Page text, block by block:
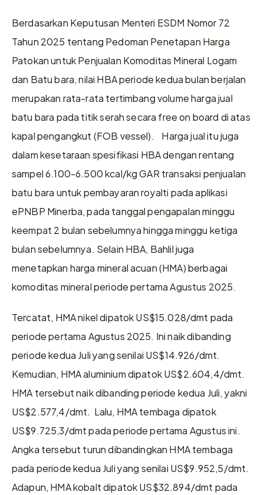
Berdasarkan Keputusan Menteri ESDM Nomor 72
Tahun 2025 tentang Pedoman Penetapan Harga
Patokan untuk Penjualan Komoditas Mineral Logam
dan Batu bara, nilai HBA periode kedua bulan berjalan
merupakan rata-rata tertimbang volume harga jual
batu bara pada titik serah secara free on board di atas
kapal pengangkut (FOB vessel).    Harga jual itu juga
dalam kesetaraan spesifikasi HBA dengan rentang
sampel 6.100-6.500 kcal/kg GAR transaksi penjualan
batu bara untuk pembayaran royalti pada aplikasi
ePNBP Minerba, pada tanggal pengapalan minggu
keempat 2 bulan sebelumnya hingga minggu ketiga
bulan sebelumnya. Selain HBA, Bahlil juga
menetapkan harga mineral acuan (HMA) berbagai
komoditas mineral periode pertama Agustus 2025.
Tercatat, HMA nikel dipatok US$15.028/dmt pada
periode pertama Agustus 2025. Ini naik dibanding
periode kedua Juli yang senilai US$14.926/dmt.
Kemudian, HMA aluminium dipatok US$2.604,4/dmt.
HMA tersebut naik dibanding periode kedua Juli, yakni
US$2.577,4/dmt.  Lalu, HMA tembaga dipatok
US$9.725,3/dmt pada periode pertama Agustus ini.
Angka tersebut turun dibandingkan HMA tembaga
pada periode kedua Juli yang senilai US$9.952,5/dmt.
Adapun, HMA kobalt dipatok US$32.894/dmt pada